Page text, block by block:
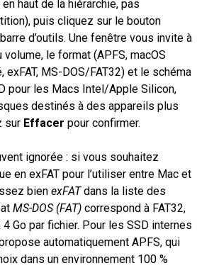
haut de la hiérarchie, pas
puis cliquez sur le bouton
d’outils. Une fenêtre vous invite à
le format (APFS, macOS
exFAT, MS-DOS/FAT32) et le schéma
pour les Macs Intel/Apple Silicon,
destinés à des appareils plus
sur Effacer pour confirmer.
ignorée : si vous souhaitez
en exFAT pour l’utiliser entre Mac et
bien exFATdans la liste des
MS-DOS (FAT) correspond à FAT32,
Go par fichier. Pour les SSD internes
automatiquement APFS, qui
dans un environnement 100 %